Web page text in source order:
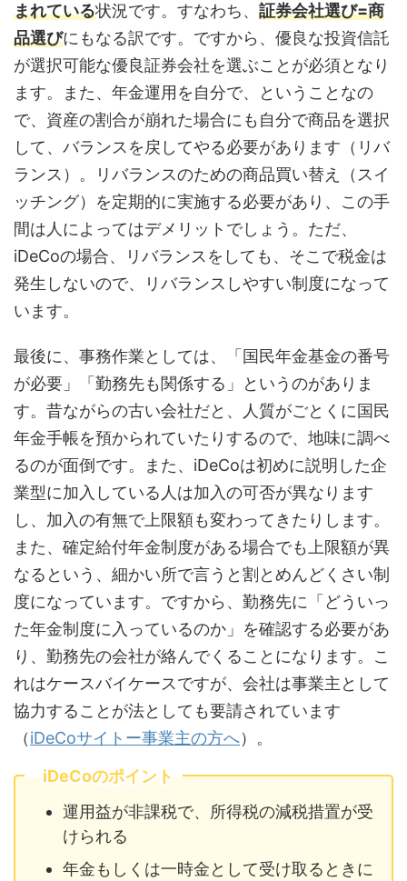
まれている状況です。すなわち、 証券会社選び=商
品選びにもなる訳です。ですから、優良な投資信託
が選択可能な優良証券会社を選ぶことが必須となり
ます。また、年金運用を自分で、ということなの
で、資産の割合が崩れた場合にも自分で商品を選択
して、バランスを戻してやる必要があります（リバ
ランス）。リバランスのための商品買い替え（スイ
ッチング）を定期的に実施する必要があり、この手
間は人によってはデメリットでしょう。ただ、
iDeCoの場合、リバランスをしても、そこで税金は
発生しないので、リバランスしやすい制度になって
います。
最後に、事務作業としては、「国民年金基金の番号
が必要」「勤務先も関係する」というのがありま
す。昔ながらの古い会社だと、人質がごとくに国民
年金手帳を預かられていたりするので、地味に調べ
るのが面倒です。また、iDeCoは初めに説明した企
業型に加入している人は加入の可否が異なります
し、加入の有無で上限額も変わってきたりします。
また、確定給付年金制度がある場合でも上限額が異
なるという、細かい所で言うと割とめんどくさい制
度になっています。ですから、勤務先に「どういっ
た年金制度に入っているのか」を確認する必要があ
り、勤務先の会社が絡んでくることになります。こ
れはケースバイケースですが、会社は事業主として
協力することが法としても要請されています
（iDeCoサイトー事業主の方へ）。
iDeCoのポイント
運用益が非課税で、所得税の減税措置が受
けられる
年金もしくは一時金として受け取るときに